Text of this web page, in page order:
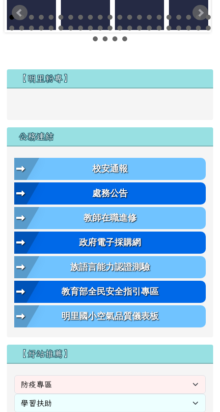
左邊區域內容
【明里粉專】
公務連結
校安通報
處務公告
教師在職進修
政府電子採購網
族語言能力認證測驗
教育部全民安全指引專區
明里國小空氣品質儀表板
【好站推薦】